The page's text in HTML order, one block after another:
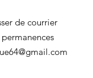
de courrier